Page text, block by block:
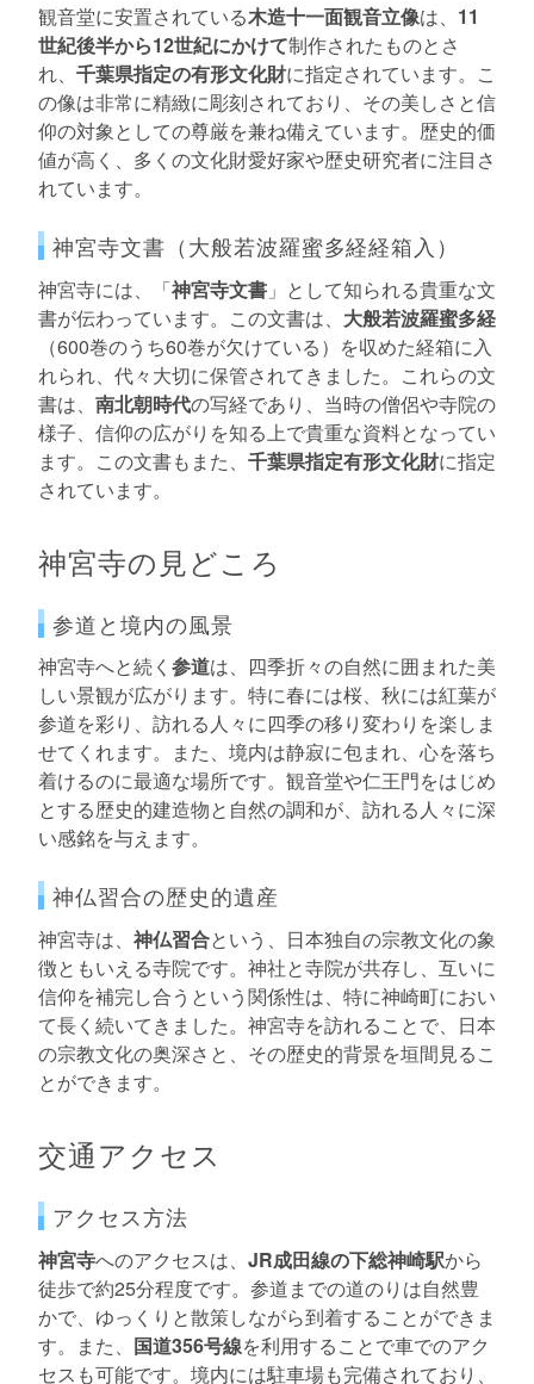
観音堂に安置されている木造十一面観音立像は、 11
世紀後半から12世紀にかけて制作されたものとさ
れ、 千葉県指定の有形文化財に指定されています。こ
の像は非常に精緻に彫刻されており、その美しさと信
仰の対象としての尊厳を兼ね備えています。歴史的価
値が高く、多くの文化財愛好家や歴史研究者に注目さ
れています。
神宮寺文書（大般若波羅蜜多経経箱入）
神宮寺には、「神宮寺文書 」として知られる貴重な文
書が伝わっています。この文書は、 大般若波羅蜜多経
（600巻のうち60巻が欠けている）を収めた経箱に入
れられ、代々大切に保管されてきました。これらの文
書は、 南北朝時代の写経であり、当時の僧侶や寺院の
様子、信仰の広がりを知る上で貴重な資料となってい
ます。この文書もまた、 千葉県指定有形文化財に指定
されています。
神宮寺の見どころ
参道と境内の風景
神宮寺へと続く 参道は、四季折々の自然に囲まれた美
しい景観が広がります。特に春には桜、秋には紅葉が
参道を彩り、訪れる人々に四季の移り変わりを楽しま
せてくれます。また、境内は静寂に包まれ、心を落ち
着けるのに最適な場所です。観音堂や仁王門をはじめ
とする歴史的建造物と自然の調和が、訪れる人々に深
い感銘を与えます。
神仏習合の歴史的遺産
神宮寺は、 神仏習合という、日本独自の宗教文化の象
徴ともいえる寺院です。神社と寺院が共存し、互いに
信仰を補完し合うという関係性は、特に神崎町におい
て長く続いてきました。神宮寺を訪れることで、日本
の宗教文化の奥深さと、その歴史的背景を垣間見るこ
とができます。
交通アクセス
アクセス方法
神宮寺へのアクセスは、 JR成田線の下総神崎駅から
徒歩で約25分程度です。参道までの道のりは自然豊
かで、ゆっくりと散策しながら到着することができま
す。また、 国道356号線を利用することで車でのアク
セスも可能です。境内には駐車場も完備されており、